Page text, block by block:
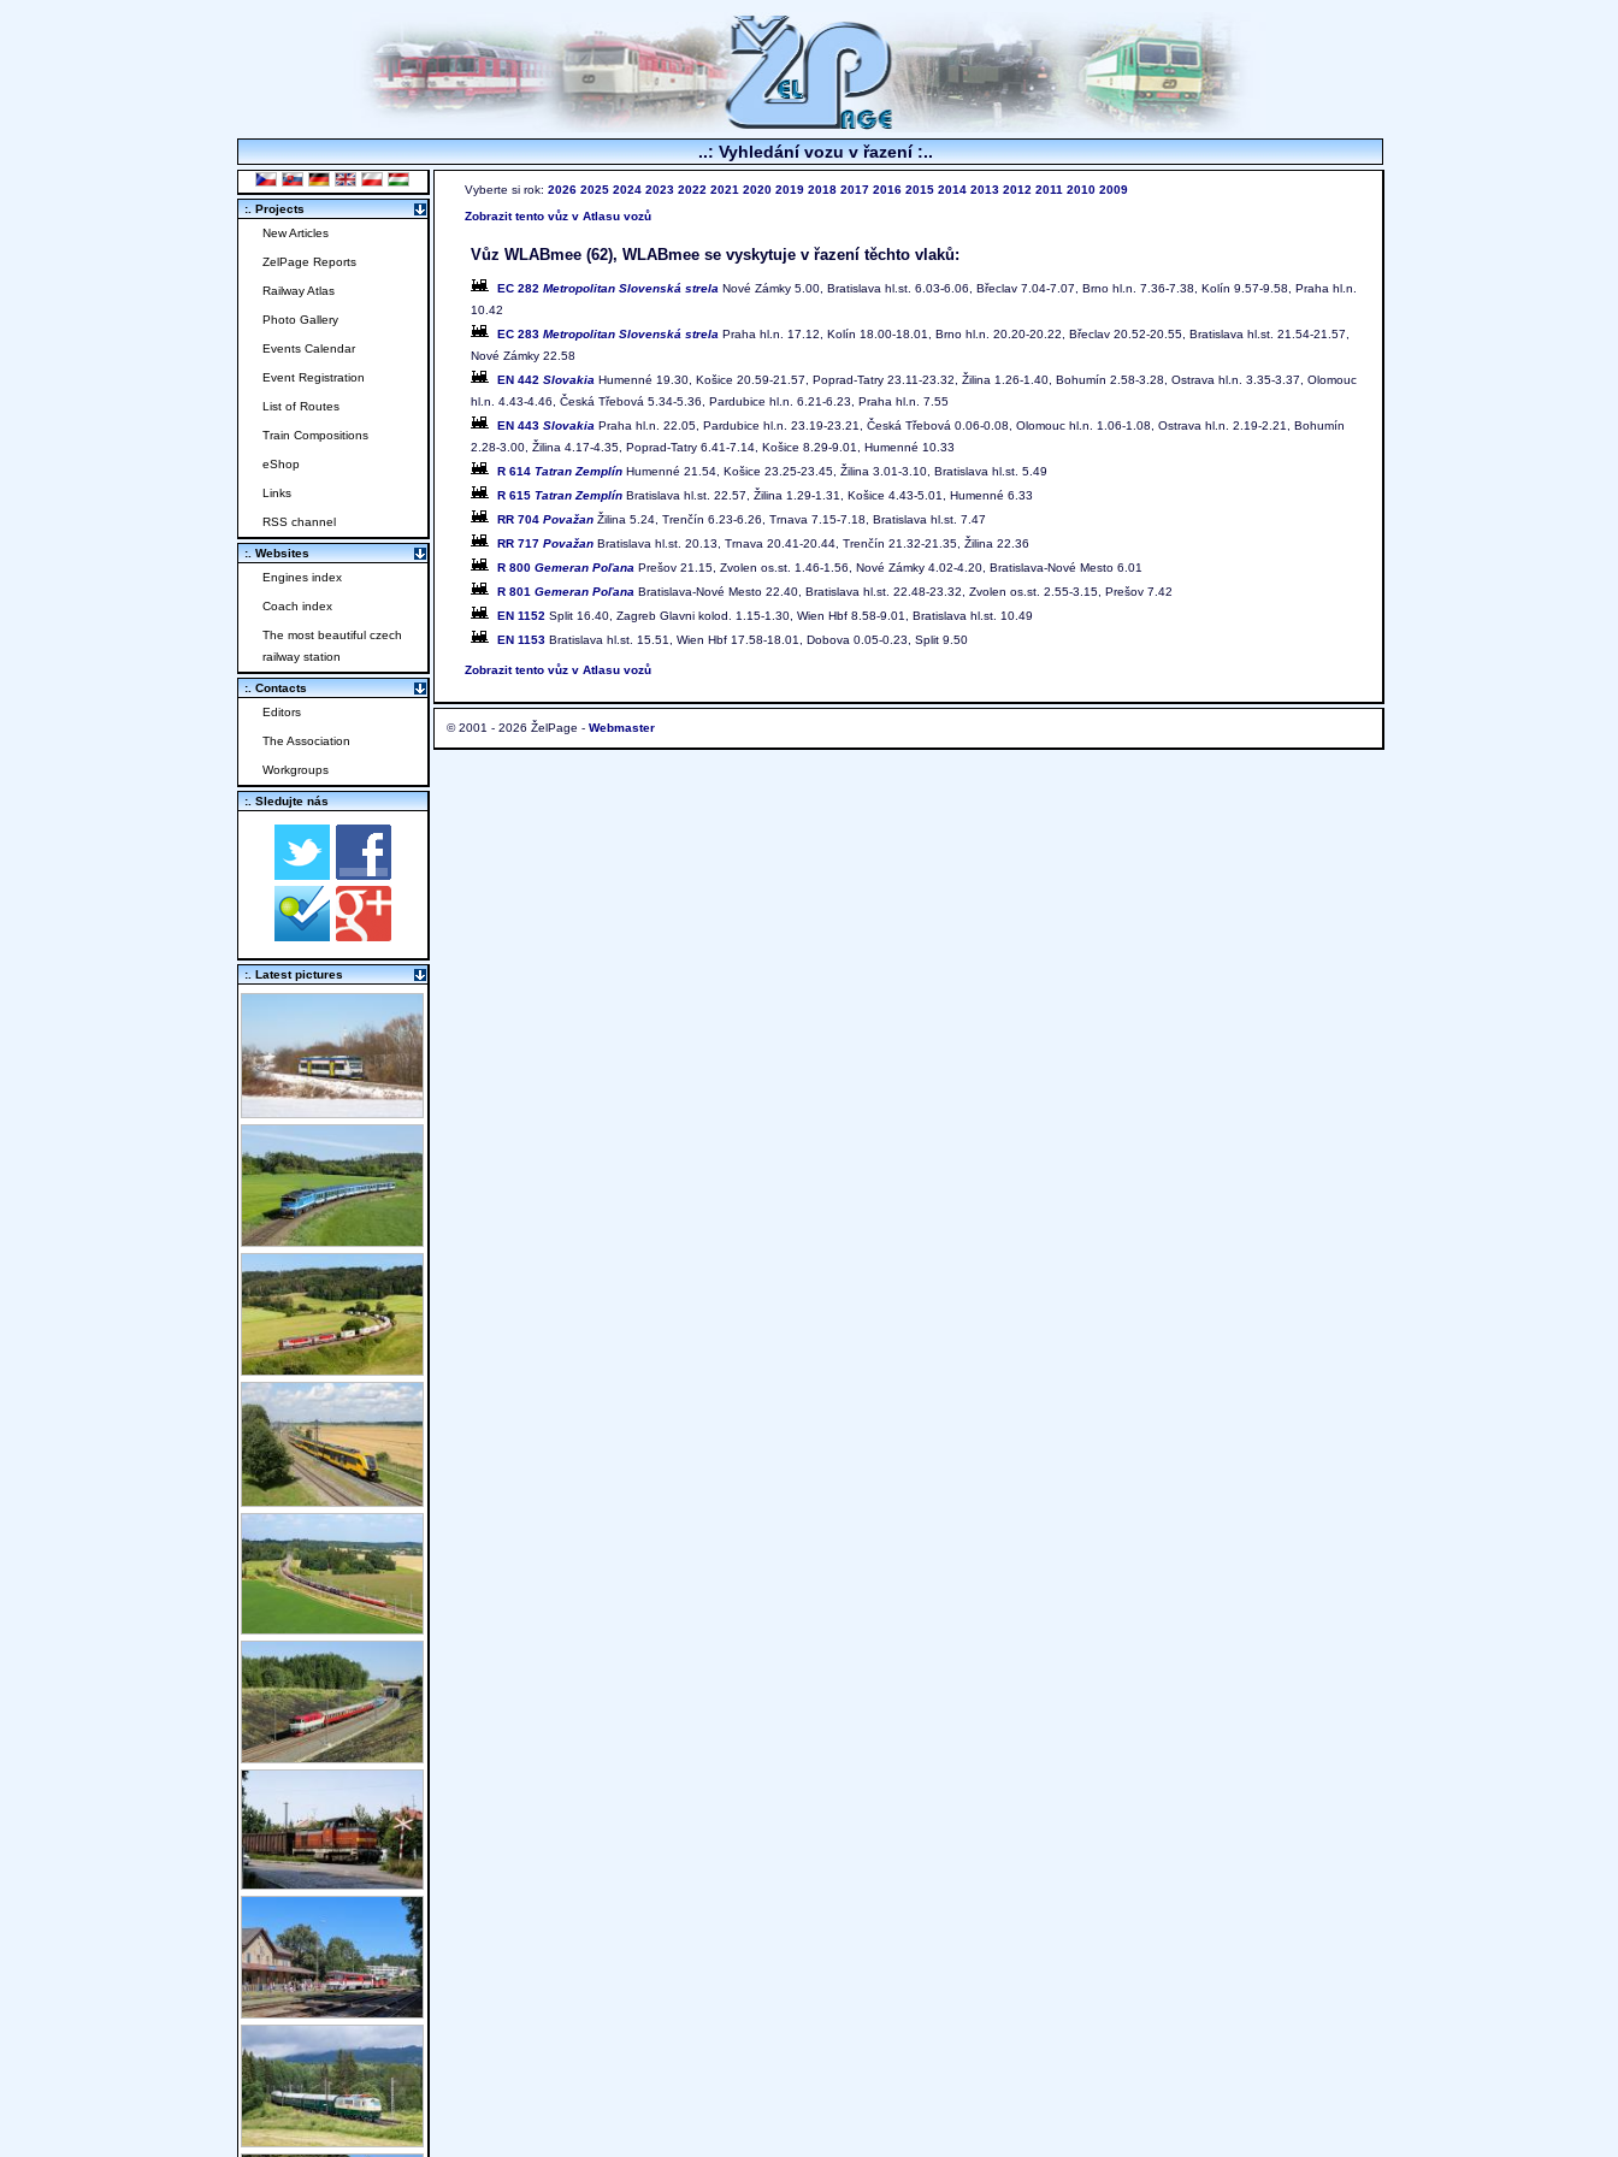
..: Vyhledání vozu v řazení :..
Vyberte si rok: 2026 2025 2024 2023 2022 2021 2020 2019 2018 2017 2016 2015 2014 2013 2012 2011 2010 2009
Zobrazit tento vůz v Atlasu vozů
Vůz WLABmee (62), WLABmee se vyskytuje v řazení těchto vlaků:
EC 282 Metropolitan Slovenská strela Nové Zámky 5.00, Bratislava hl.st. 6.03-6.06, Břeclav 7.04-7.07, Brno hl.n. 7.36-7.38, Kolín 9.57-9.58, Praha hl.n.
10.42
EC 283 Metropolitan Slovenská strela Praha hl.n. 17.12, Kolín 18.00-18.01, Brno hl.n. 20.20-20.22, Břeclav 20.52-20.55, Bratislava hl.st. 21.54-21.57,
Nové Zámky 22.58
EN 442 Slovakia Humenné 19.30, Košice 20.59-21.57, Poprad-Tatry 23.11-23.32, Žilina 1.26-1.40, Bohumín 2.58-3.28, Ostrava hl.n. 3.35-3.37, Olomouc
hl.n. 4.43-4.46, Česká Třebová 5.34-5.36, Pardubice hl.n. 6.21-6.23, Praha hl.n. 7.55
EN 443 Slovakia Praha hl.n. 22.05, Pardubice hl.n. 23.19-23.21, Česká Třebová 0.06-0.08, Olomouc hl.n. 1.06-1.08, Ostrava hl.n. 2.19-2.21, Bohumín
2.28-3.00, Žilina 4.17-4.35, Poprad-Tatry 6.41-7.14, Košice 8.29-9.01, Humenné 10.33
R 614 Tatran Zemplín Humenné 21.54, Košice 23.25-23.45, Žilina 3.01-3.10, Bratislava hl.st. 5.49
R 615 Tatran Zemplín Bratislava hl.st. 22.57, Žilina 1.29-1.31, Košice 4.43-5.01, Humenné 6.33
RR 704 Považan Žilina 5.24, Trenčín 6.23-6.26, Trnava 7.15-7.18, Bratislava hl.st. 7.47
RR 717 Považan Bratislava hl.st. 20.13, Trnava 20.41-20.44, Trenčín 21.32-21.35, Žilina 22.36
R 800 Gemeran Poľana Prešov 21.15, Zvolen os.st. 1.46-1.56, Nové Zámky 4.02-4.20, Bratislava-Nové Mesto 6.01
R 801 Gemeran Poľana Bratislava-Nové Mesto 22.40, Bratislava hl.st. 22.48-23.32, Zvolen os.st. 2.55-3.15, Prešov 7.42
EN 1152 Split 16.40, Zagreb Glavni kolod. 1.15-1.30, Wien Hbf 8.58-9.01, Bratislava hl.st. 10.49
EN 1153 Bratislava hl.st. 15.51, Wien Hbf 17.58-18.01, Dobova 0.05-0.23, Split 9.50
Zobrazit tento vůz v Atlasu vozů
© 2001 - 2026 ŽelPage - Webmaster
:. Projects
New Articles
ZelPage Reports
Railway Atlas
Photo Gallery
Events Calendar
Event Registration
List of Routes
Train Compositions
eShop
Links
RSS channel
:. Websites
Engines index
Coach index
The most beautiful czech
railway station
:. Contacts
Editors
The Association
Workgroups
:. Sledujte nás
:. Latest pictures